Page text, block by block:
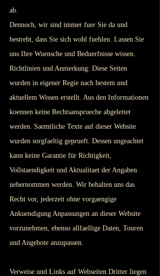
ab.
Dennoch, wir sind immer fuer Sie da und
bestrebt, dass Sie sich wohl fuehlen. Lassen Sie
uns Ihre Wuensche und Beduerfnisse wissen.
Richtlinien und Anmerkung: Diese Seiten
wurden in eigener Regie nach bestem und
aktuellem Wissen erstellt. Aus den Informationen
koennen keine Rechtsansprueche abgeleitet
werden. Saemtliche Texte auf dieser Website
wurden sorgfaeltig geprueft. Dessen ungeachtet
kann keine Garantie für Richtigkeit,
Vollstaendigkeit und Aktualitaet der Angaben
uebernommen werden. Wir behalten uns das
Recht vor, jederzeit ohne vorgaengige
Ankuendigung Anpassungen an dieser Website
vorzunehmen, ebenso allfaellige Daten, Touren
und Angebote anzupassen.
Verweise und Links auf Webseiten Dritter liegen